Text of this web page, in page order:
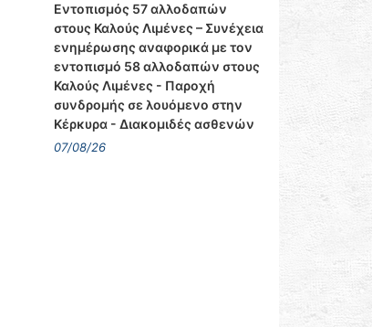
Εντοπισμός 57 αλλοδαπών
στους Καλούς Λιμένες – Συνέχεια
ενημέρωσης αναφορικά με τον
εντοπισμό 58 αλλοδαπών στους
Καλούς Λιμένες - Παροχή
συνδρομής σε λουόμενο στην
Κέρκυρα - Διακομιδές ασθενών
07/08/26